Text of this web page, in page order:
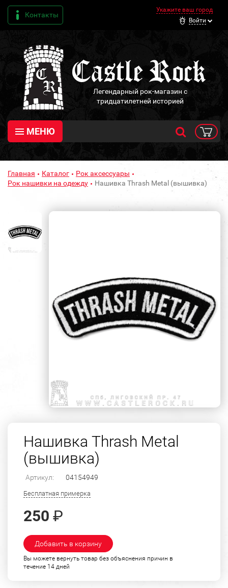
Контакты
Укажите ваш город
Войти
Легендарный рок-магазин с
тридцатилетней историей
МЕНЮ
Главная Каталог
Рок аксессуары
Рок нашивки на одежду
Нашивка Thrash Metal (вышивка)
Нашивка Thrash Metal
(вышивка)
Артикул: 04154949
Бесплатная примерка
250 ₽
Добавить в корзину
Вы можете вернуть товар без объяснения причин в
течение 14 дней